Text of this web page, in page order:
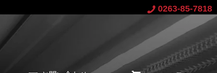
0263-85-7818